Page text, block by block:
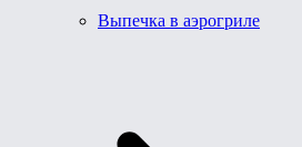
Выпечка в аэрогриле